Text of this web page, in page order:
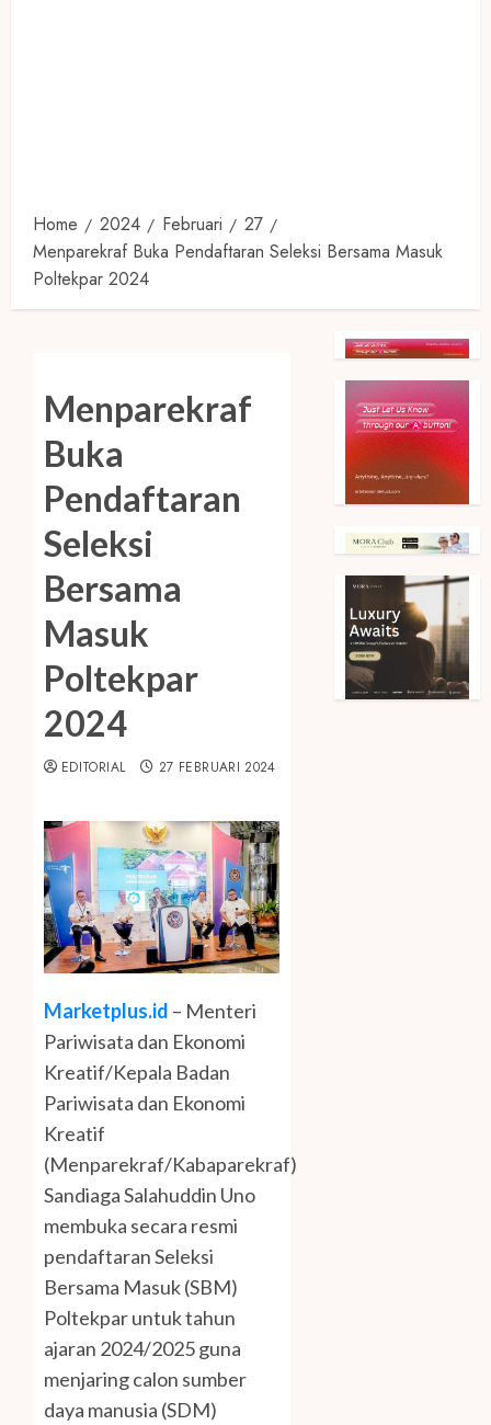
Home 2024 Februari
27
Menparekraf Buka Pendaftaran Seleksi Bersama Masuk
Poltekpar 2024
Menparekraf
Buka
Pendaftaran
Seleksi
Bersama
Masuk
Poltekpar
2024
EDITORIAL 27 FEBRUARI 2024
Marketplus.id – Menteri
Pariwisata dan Ekonomi
Kreatif/Kepala Badan
Pariwisata dan Ekonomi
Kreatif
(Menparekraf/Kabaparekraf)
Sandiaga Salahuddin Uno
membuka secara resmi
pendaftaran Seleksi
Bersama Masuk (SBM)
Poltekpar untuk tahun
ajaran 2024/2025 guna
menjaring calon sumber
daya manusia (SDM)